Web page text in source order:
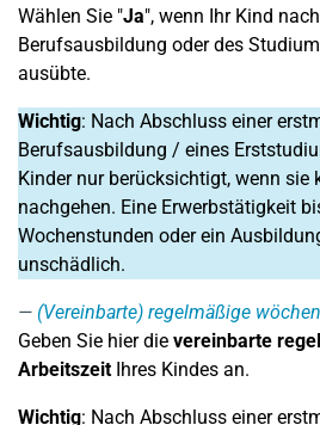
Wählen Sie "Ja", wenn Ihr Kind
Berufsausbildung oder des
ausübte.
Wichtig: Nach Abschluss einer
Berufsausbildung / eines
Kinder nur berücksichtigt, wenn sie
nachgehen. Eine Erwerbstätigkeit
Wochenstunden oder ein
unschädlich.
(Vereinbarte) regelmäßige
Geben Sie hier die vereinbarte
ArbeitszeitIhres Kindes an.
Wichtig: Nach Abschluss einer